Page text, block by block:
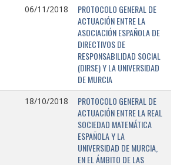
06/11/2018
PROTOCOLO GENERAL DE
ACTUACIÓN ENTRE LA
ASOCIACIÓN ESPAÑOLA DE
DIRECTIVOS DE
RESPONSABILIDAD SOCIAL
(DIRSE) Y LA UNIVERSIDAD
DE MURCIA
18/10/2018
PROTOCOLO GENERAL DE
ACTUACIÓN ENTRE LA REAL
SOCIEDAD MATEMÁTICA
ESPAÑOLA Y LA
UNIVERSIDAD DE MURCIA,
EN EL ÁMBITO DE LAS